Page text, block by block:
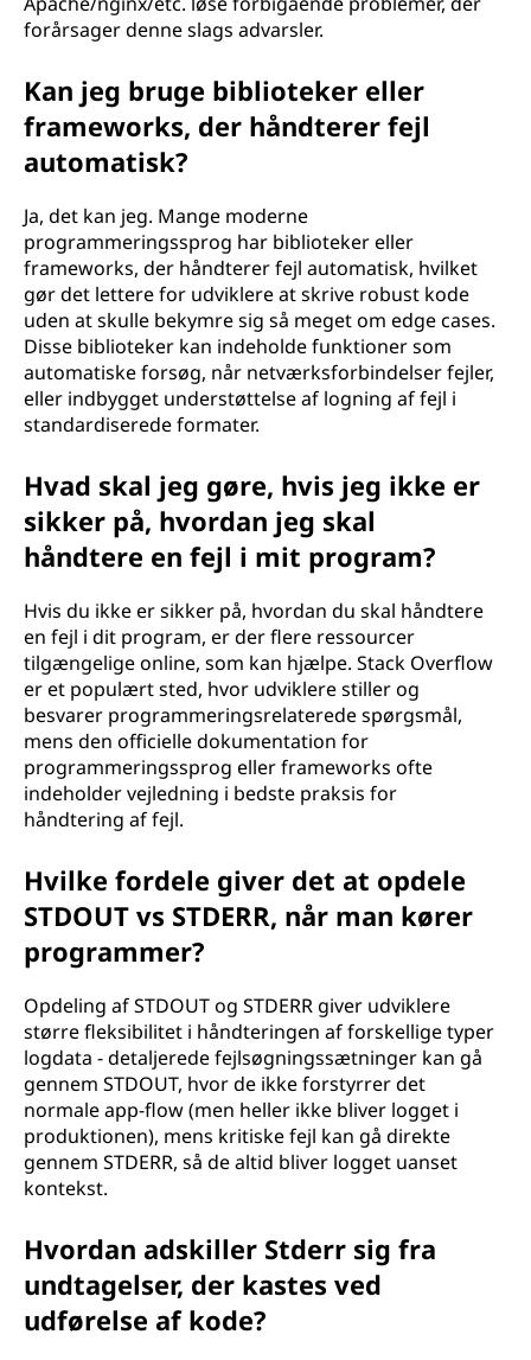
forårsager denne slags advarsler.
Kan jeg bruge biblioteker eller
frameworks, der håndterer fejl
automatisk?
Ja, det kan jeg. Mange moderne
programmeringssprog har biblioteker eller
frameworks, der håndterer fejl automatisk, hvilket
gør det lettere for udviklere at skrive robust kode
uden at skulle bekymre sig så meget om edge cases.
Disse biblioteker kan indeholde funktioner som
automatiske forsøg, når netværksforbindelser fejler,
eller indbygget understøttelse af logning af fejl i
standardiserede formater.
Hvad skal jeg gøre, hvis jeg ikke er
sikker på, hvordan jeg skal
håndtere en fejl i mit program?
Hvis du ikke er sikker på, hvordan du skal håndtere
en fejl i dit program, er der flere ressourcer
tilgængelige online, som kan hjælpe. Stack Overflow
er et populært sted, hvor udviklere stiller og
besvarer programmeringsrelaterede spørgsmål,
mens den officielle dokumentation for
programmeringssprog eller frameworks ofte
indeholder vejledning i bedste praksis for
håndtering af fejl.
Hvilke fordele giver det at opdele
STDOUT vs STDERR, når man kører
programmer?
Opdeling af STDOUT og STDERR giver udviklere
større fleksibilitet i håndteringen af forskellige typer
logdata - detaljerede fejlsøgningssætninger kan gå
gennem STDOUT, hvor de ikke forstyrrer det
normale app-flow (men heller ikke bliver logget i
produktionen), mens kritiske fejl kan gå direkte
gennem STDERR, så de altid bliver logget uanset
kontekst.
Hvordan adskiller Stderr sig fra
undtagelser, der kastes ved
udførelse af kode?